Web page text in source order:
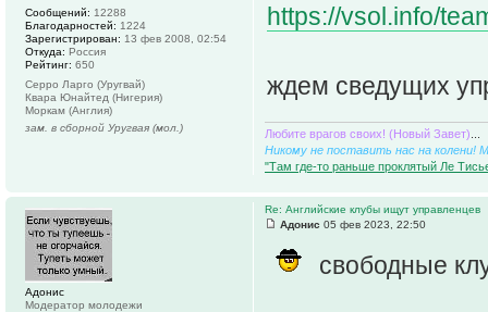
https://vsol.info/
ждем сведущих
Любите врагов своих! (Новый Завет)
Никому не поставить нас на колени!
"Там где-то раньше проклятый Ле
Сообщений: 12288
Благодарностей: 1224
Зарегистрирован: 13 фев 2008, 02:54
Откуда: Россия
Рейтинг: 650
Серро Ларго (Уругвай)
Квара Юнайтед (Нигерия)
Моркам (Англия)
зам. в сборной Уругвая (мол.)
Re: Английские клубы ищут управленцев
Адонис 05 фев 2023, 22:50
свободные
Адонис
Модератор молодежи